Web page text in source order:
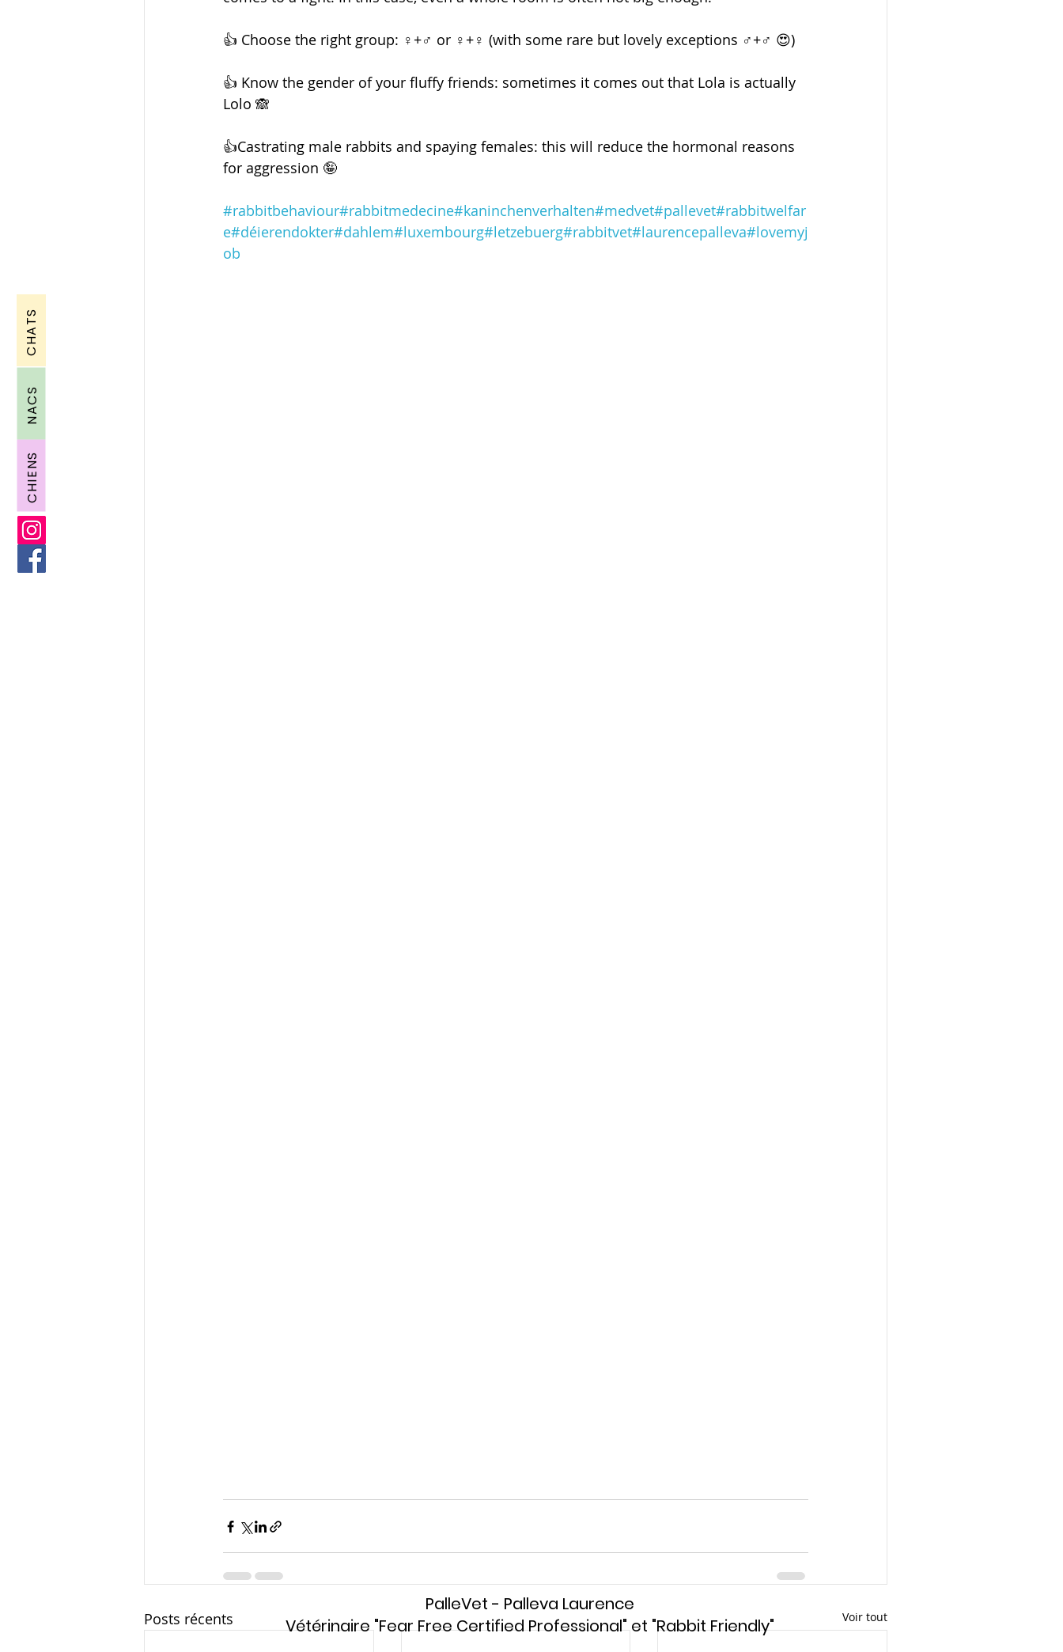
CHATS
NACS
CHIENS
👍 Choose the right group: ♀️+♂️ or ♀️+♀️ (with some rare but lovely exceptions ♂️+♂️ 😍)
👍 Know the gender of your fluffy friends: sometimes it comes out that Lola is actually
Lolo 🙈
👍Castrating male rabbits and spaying females: this will reduce the hormonal reasons
for aggression 🤪
#rabbitbehaviour#rabbitmedecine#kaninchenverhalten#medvet#pallevet#rabbitwelfar
e#déierendokter#dahlem#luxembourg#letzebuerg#rabbitvet#laurencepalleva#lovemyj
ob
Posts récents Voir tout
PalleVet - Palleva Laurence
Vétérinaire "Fear Free Certified Professional" et "Rabbit Friendly"